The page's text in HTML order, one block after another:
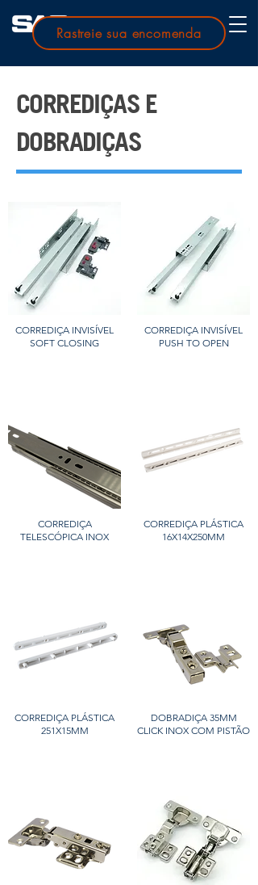
Rastreie sua encomenda
CORREDIÇAS E
DOBRADIÇAS
CORREDIÇA INVISÍVEL
SOFT CLOSING
CORREDIÇA
TELESCÓPICA INOX
CORREDIÇA PLÁSTICA
251X15MM
CORREDIÇA INVISÍVEL
PUSH TO OPEN
CORREDIÇA PLÁSTICA
16X14X250MM
DOBRADIÇA 35MM
CLICK INOX COM PISTÃO